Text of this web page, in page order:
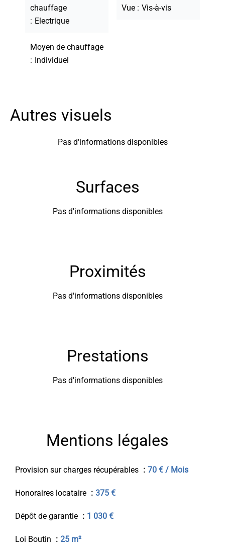
chauffage
Electrique
Moyen de chauffage
Individuel
Vue Vis-à-vis
Autres visuels
Pas d'informations disponibles
Surfaces
Pas d'informations disponibles
Proximités
Pas d'informations disponibles
Prestations
Pas d'informations disponibles
Mentions légales
Provision sur charges récupérables 70 € / Mois
Honoraires locataire 375 €
Dépôt de garantie 1 030 €
Loi Boutin 25 m²